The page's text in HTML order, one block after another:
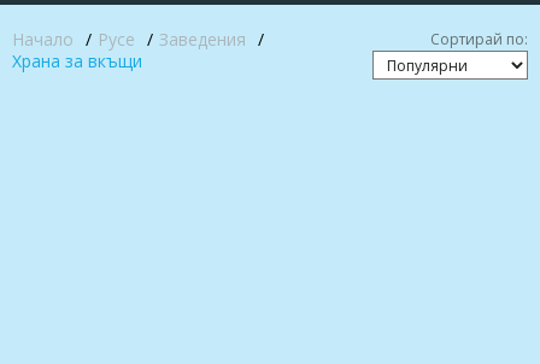
Начало Русе
Заведения
Храна за вкъщи
Сортирай по: